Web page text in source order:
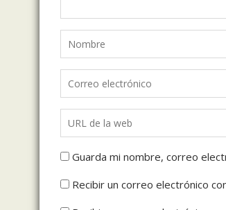
Guarda mi nombre, correo
Recibir un correo electrónico